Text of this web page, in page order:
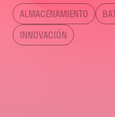
ALMACENAMIENTO
INNOVACIÓN